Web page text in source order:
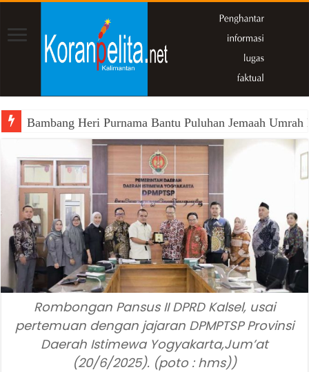
Bambang Heri Purnama Bantu Puluhan Jemaah
Rombongan Pansus II DPRD Kalsel, usai
pertemuan dengan jajaran DPMPTSP Provinsi
Daerah Istimewa Yogyakarta,Jum’at
(20/6/2025). (poto : hms))